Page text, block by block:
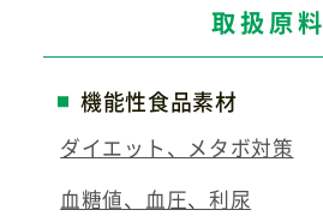
取扱原料
機能性食品素材
ダイエット、メタボ対策
血糖値、血圧、利尿